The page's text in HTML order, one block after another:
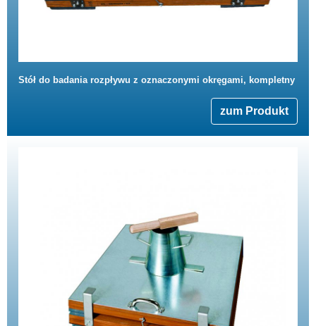
Stół do badania rozpływu z oznaczonymi okręgami, kompletny
zum Produkt